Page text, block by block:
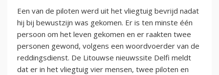
Een van de piloten werd uit het vliegtuig bevrijd nadat
hij bij bewustzijn was gekomen. Er is ten minste één
persoon om het leven gekomen en er raakten twee
personen gewond, volgens een woordvoerder van de
reddingsdienst. De Litouwse nieuwssite Delfi meldt
dat er in het vliegtuig vier mensen, twee piloten en